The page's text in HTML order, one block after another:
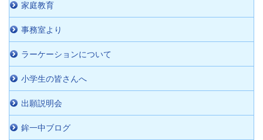
家庭教育
事務室より
ラーケーションについて
小学生の皆さんへ
出願説明会
鉾一中ブログ